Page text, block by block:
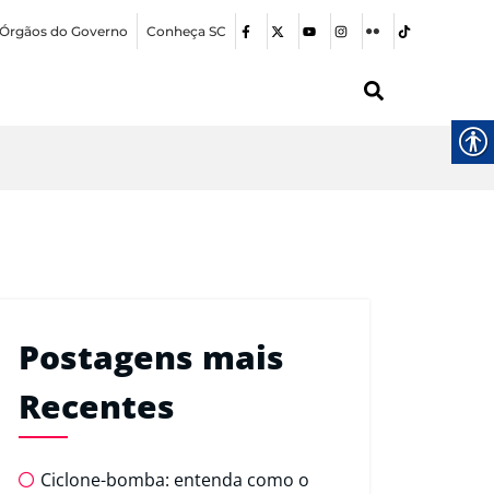
Órgãos do Governo Conheça SC
Postagens mais
Recentes
Ciclone-bomba: entenda como o